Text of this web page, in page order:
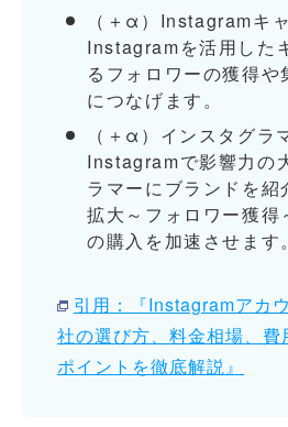
（＋α）Instagramキ
Instagramを活用した
るフォロワーの獲得
につなげます。
（＋α）インスタグ
Instagramで影響力の
ラマーにブランドを紹
拡大～フォロワー獲得
の購入を加速させます。
引用：『Instagramアカ
社の選び方、料金相場、費
ポイントを徹底解説』